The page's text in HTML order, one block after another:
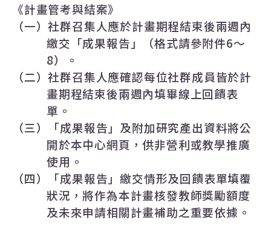
《計畫管考與結案》
（一）社群召集人應於計畫期程結束後兩週內
繳交「成果報告」（格式請參附件6〜
8）。
（二）社群召集人應確認每位社群成員皆於計
畫期程結束後兩週內填畢線上回饋表
單。
（三）「成果報告」及附加研究產出資料將公
開於本中心網頁，供非營利或教學推廣
使用。
（四）「成果報告」繳交情形及回饋表單填覆
狀況，將作為本計畫核發教師獎勵額度
及未來申請相關計畫補助之重要依據。